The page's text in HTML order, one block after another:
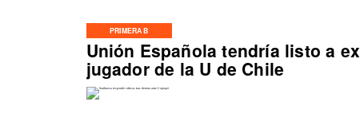
PRIMERA B
Unión Española tendría listo a ex
jugador de la U de Chile